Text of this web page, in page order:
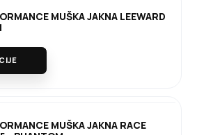
MUŠKA JAKNA LEEWARD
MUŠKA JAKNA RACE